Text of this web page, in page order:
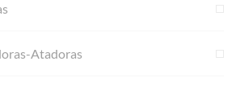
Atadoras